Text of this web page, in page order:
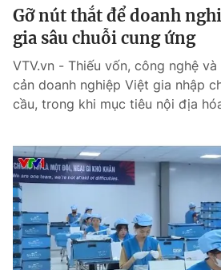
Gỡ nút thắt để doanh
gia sâu chuỗi cung ứng
VTV.vn - Thiếu vốn, công nghệ
cản doanh nghiệp Việt gia nhập
cầu, trong khi mục tiêu nội địa